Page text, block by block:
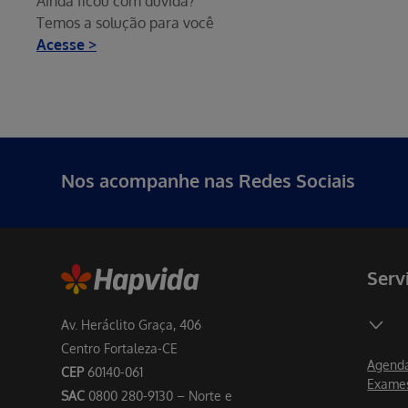
Temos a solução para você
Acesse
Nos acompanhe nas Redes Sociais
Av. Heráclito Graça, 406
Centro Fortaleza-CE
CEP60140-061
SAC0800 280-9130 – Norte e